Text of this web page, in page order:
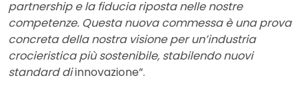
partnership e la fiducia riposta nelle nostre
competenze. Questa nuova commessa è una prova
concreta della nostra visione per un’industria
crocieristica più sostenibile, stabilendo nuovi
standard diinnovazione”.